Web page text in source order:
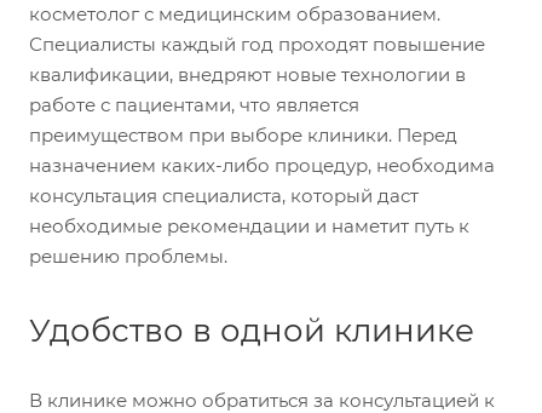
косметолог с медицинским образованием.
Специалисты каждый год проходят повышение
квалификации, внедряют новые технологии в
работе с пациентами, что является
преимуществом при выборе клиники. Перед
назначением каких-либо процедур, необходима
консультация специалиста, который даст
необходимые рекомендации и наметит путь к
решению проблемы.
Удобство в одной клинике
В клинике можно обратиться за консультацией к